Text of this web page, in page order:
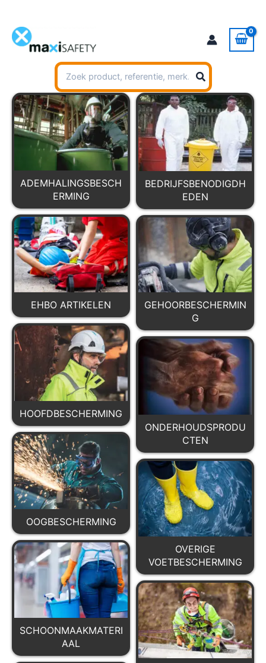
inhoud
Zoeken
naar:
ADEMHALINGSBESCH
ERMING
BEDRIJFSBENODIGDH
EDEN
EHBO ARTIKELEN
GEHOORBESCHERMIN
G
HOOFDBESCHERMING
ONDERHOUDSPRODU
CTEN
OOGBESCHERMING
OVERIGE
VOETBESCHERMING
SCHOONMAAKMATERI
AAL